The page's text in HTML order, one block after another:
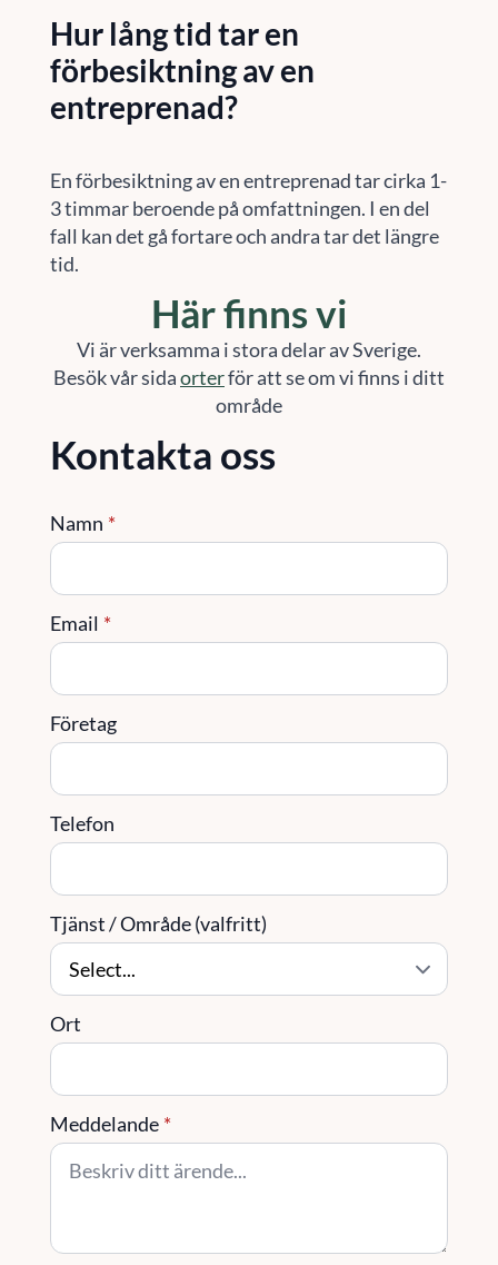
Hur lång tid tar en
förbesiktning av en
entreprenad?
En förbesiktning av en entreprenad tar cirka 1-
3 timmar beroende på omfattningen. I en del
fall kan det gå fortare och andra tar det längre
tid.
Här finns vi
Vi är verksamma i stora delar av Sverige.
Besök vår sidaorterför att se om vi finns i ditt
område
Kontakta oss
Namn *
Email *
Företag
Telefon
Tjänst / Område (valfritt)
Ort
Meddelande *